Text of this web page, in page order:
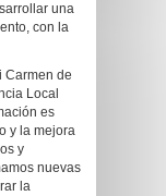
una
con la
Carmen de
Local
es
y la mejora
y
nuevas
la